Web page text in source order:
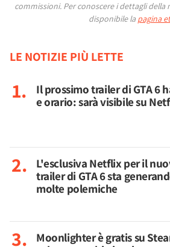
commissioni. Per conoscere i dettagli della
disponibile la pagina
LE NOTIZIE PIÙ LETTE
Il prossimo trailer di GTA 6
e orario: sarà visibile su
L'esclusiva Netflix per il
trailer di GTA 6 sta
molte polemiche
Moonlighter è gratis su